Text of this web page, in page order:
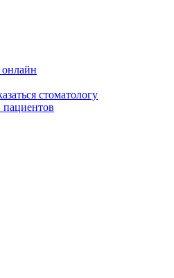
онлайн
стоматологу